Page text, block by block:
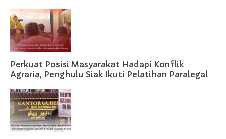
Perkuat Posisi Masyarakat Hadapi Konflik
Agraria, Penghulu Siak Ikuti Pelatihan Paralegal